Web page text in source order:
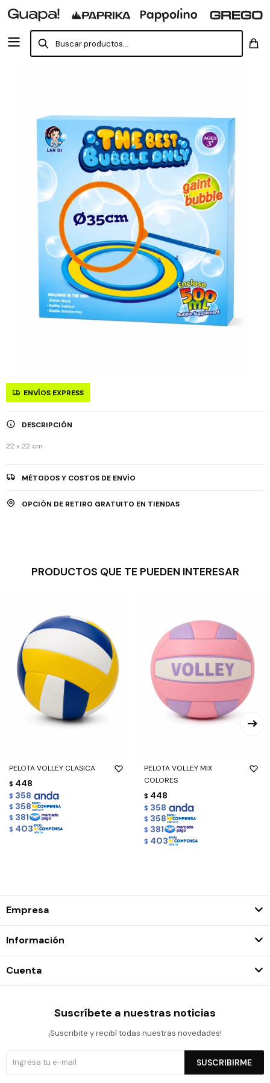
ENVÍOS EXPRESS
DESCRIPCIÓN
22 x 22 cm
MÉTODOS Y COSTOS DE ENVÍO
OPCIÓN DE RETIRO GRATUITO EN TIENDAS
PRODUCTOS QUE TE PUEDEN INTERESAR
PELOTA VOLLEY CLASICA
$ 448
$ 358
$ 358
$ 381
$ 403
PELOTA VOLLEY MIX
COLORES
$ 448
$ 358
$ 358
$ 381
$ 403
Empresa
Información
Cuenta
Suscríbete a nuestras noticias
¡Suscribite y recibí todas nuestras novedades!
SUSCRIBIRME